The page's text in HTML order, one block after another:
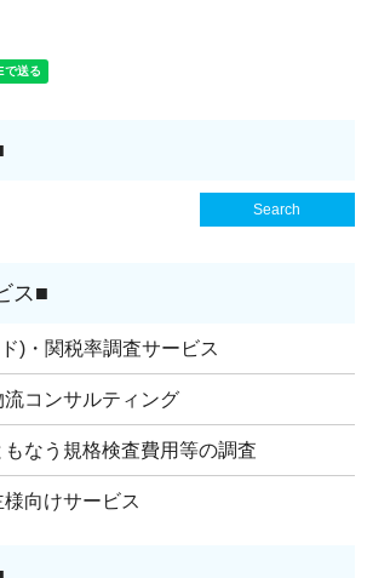
)・関税率調査サービス
コンサルティング
なう規格検査費用等の調査
向けサービス